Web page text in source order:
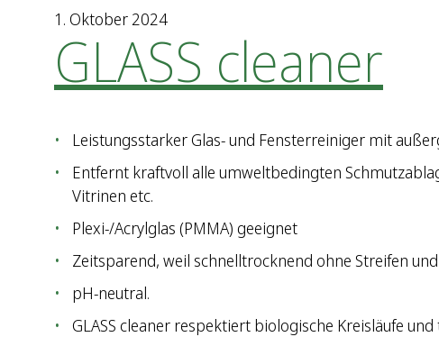
1. Oktober 2024
GLASS cleaner
Leistungsstarker Glas- und Fensterreiniger mit
Entfernt kraftvoll alle umweltbedingten
Vitrinen etc.
Plexi-/Acrylglas (PMMA) geeignet
Zeitsparend, weil schnelltrocknend ohne Streifen
pH-neutral.
GLASS cleaner respektiert biologische Kreisläufe